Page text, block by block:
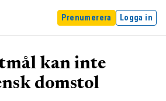
Prenumerera Logga in
kan inte
domstol